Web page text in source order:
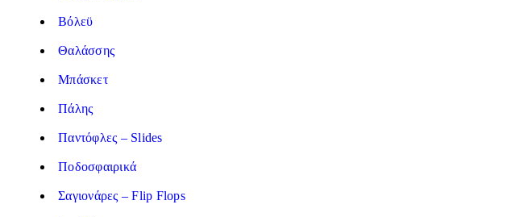
Βόλεϋ
Θαλάσσης
Μπάσκετ
Πάλης
Παντόφλες – Slides
Ποδοσφαιρικά
Σαγιονάρες – Flip Flops